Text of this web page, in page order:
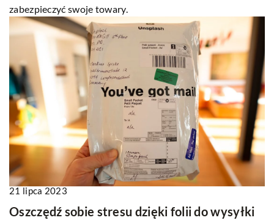
zabezpieczyć swoje towary.
21 lipca 2023
Oszczędź sobie stresu dzięki folii do wysyłki